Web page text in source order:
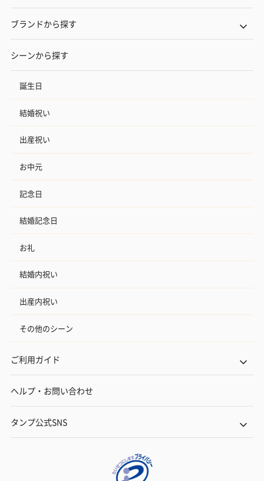
ブランドから探す
シーンから探す
誕生日
結婚祝い
出産祝い
お中元
記念日
結婚記念日
お礼
結婚内祝い
出産内祝い
その他のシーン
ご利用ガイド
ヘルプ・お問い合わせ
タンプ公式SNS